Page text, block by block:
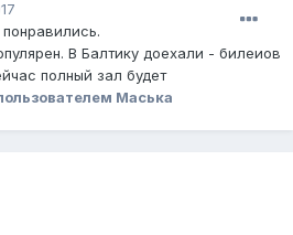
В Балтику доехали - билеиов
полный зал будет
Маська